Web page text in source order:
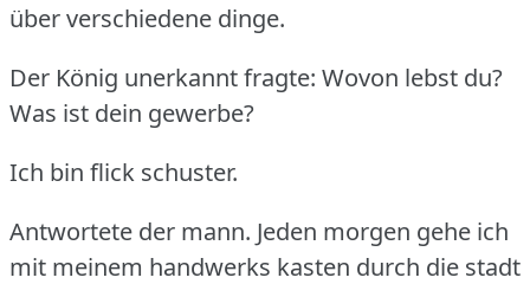
über verschiedene dinge.
Der König unerkannt fragte: Wovon lebst du?
Was ist dein gewerbe?
Ich bin flick schuster.
Antwortete der mann. Jeden morgen gehe ich
mit meinem handwerks kasten durch die stadt